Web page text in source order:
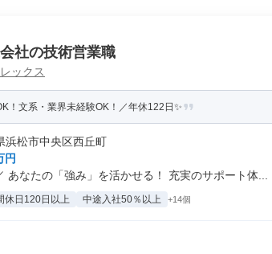
社の技術営業職
ックス
！文系・業界未経験OK！／年休122日✨
浜松市中央区西丘町
円
あなたの「強み」を活かせる！ 充実のサポート体...
休日120日以上 中途入社50％以上 +14個